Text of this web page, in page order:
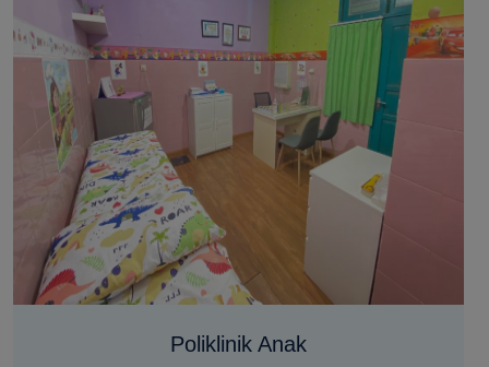
Poliklinik Anak